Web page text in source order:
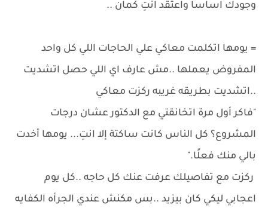
وجودك اساساً واعتقد انتِ كمان ..
= يومها اتكلمت معاكي علي الحاجات اللي كل واحد
المفروض يعملها ..مش عارف اي اللي حصل اتشديت
..اتشديت بطريقه غريبه ركزت معاكي
"فاكر أول مرة اتخانقتي مع الدكتور عشان درجات
المشروع؟ كل الناس كانت ساكتة إلا انتِ... يومها أخدت
بالي منك فعلًا."
ركزت مع تفاصيلك عرفت عنك كل حاجه ..كل يوم
اعجابي ليكي كان بيزيد ..بس مكنش عندي الجرأه الكفايه